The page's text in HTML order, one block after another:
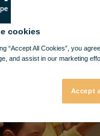
cookies
“Accept All Cookies”, you
and assist in our marketing
Accept